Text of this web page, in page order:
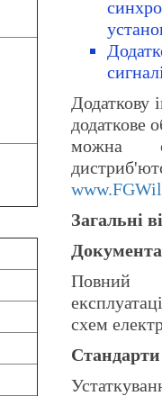
Додаткову
додаткове
можна
Загальні
Повний
схем
Стандарти